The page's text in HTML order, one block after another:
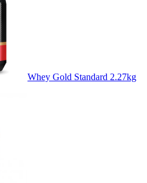
Whey Gold Standard 2.27kg